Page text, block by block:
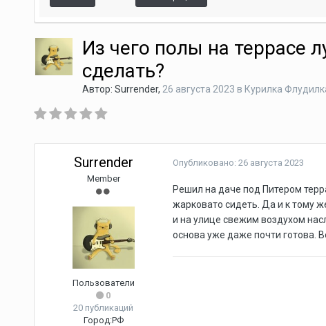
Из чего полы на террасе
сделать?
Автор: Surrender, 26 августа 2023 в Курилка
Surrender
Member
Пользователи
0
20 публикаций
Город:РФ
Опубликовано: 26 августа 2023
Решил на даче под Питером
жарковато сидеть. Да и к тому
и на улице свежим воздухом
основа уже даже почти готова.